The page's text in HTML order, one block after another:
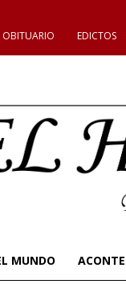
OBITUARIO EDICTOS
MUNDO